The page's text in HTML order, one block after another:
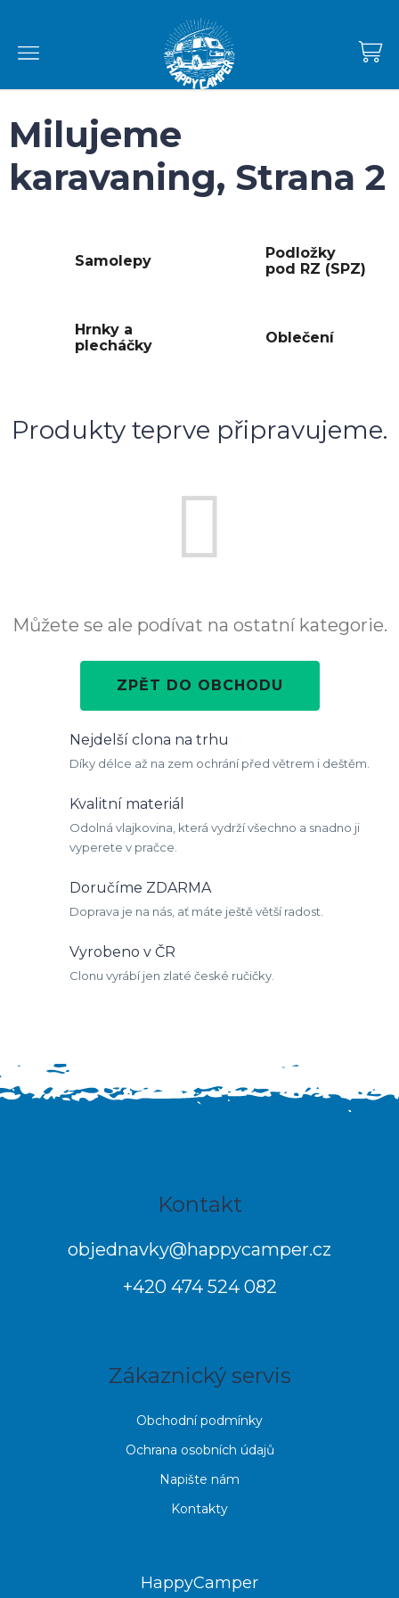
obsah
Milujeme
karavaning, Strana 2
Samolepy
Podložky
pod RZ (SPZ)
Hrnky a
plecháčky
Oblečení
Produkty teprve připravujeme.
Můžete se ale podívat na ostatní kategorie.
ZPĚT DO OBCHODU
Nejdelší clona na trhu
Díky délce až na zem ochrání před větrem i deštěm.
Kvalitní materiál
Odolná vlajkovina, která vydrží všechno a snadno ji
vyperete v pračce.
Doručíme ZDARMA
Doprava je na nás, ať máte ještě větší radost.
Vyrobeno v ČR
Clonu vyrábí jen zlaté české ručičky.
Kontakt
objednavky@happycamper.cz
+420 474 524 082
Zákaznický servis
Obchodní podmínky
Ochrana osobních údajů
Napište nám
Kontakty
HappyCamper